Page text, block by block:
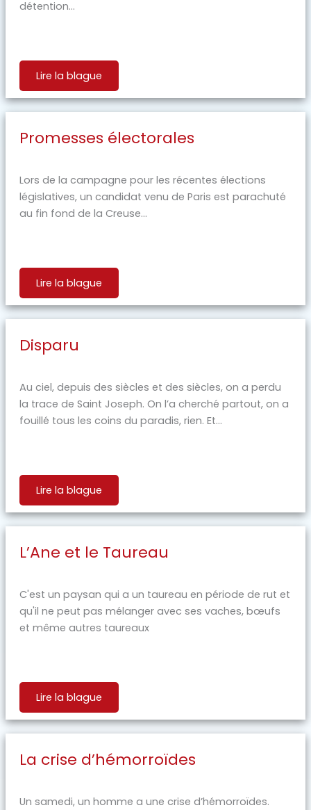
détention...
Lire la blague
Promesses électorales
Lors de la campagne pour les récentes élections
législatives, un candidat venu de Paris est parachuté
au fin fond de la Creuse...
Lire la blague
Disparu
Au ciel, depuis des siècles et des siècles, on a perdu
la trace de Saint Joseph. On l’a cherché partout, on a
fouillé tous les coins du paradis, rien. Et...
Lire la blague
L’Ane et le Taureau
C'est un paysan qui a un taureau en période de rut et
qu'il ne peut pas mélanger avec ses vaches, bœufs
et même autres taureaux
Lire la blague
La crise d’hémorroïdes
Un samedi, un homme a une crise d’hémorroïdes.